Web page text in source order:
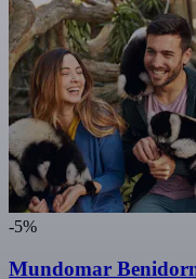
-5%
Mundomar